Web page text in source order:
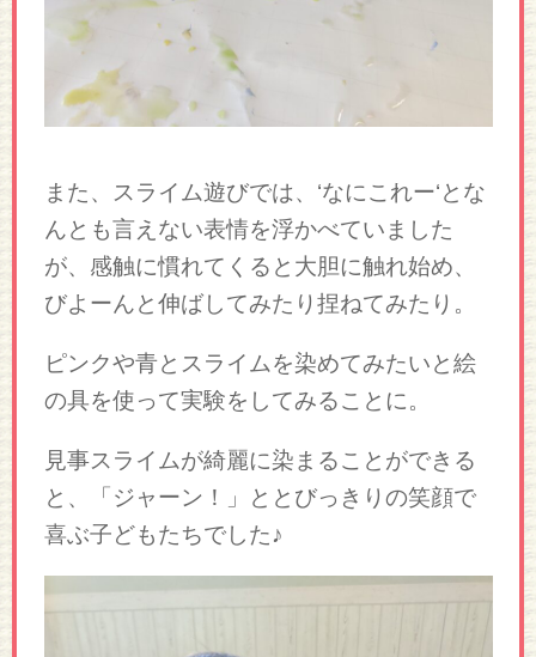
また、スライム遊びでは、‘なにこれー‘とな
んとも言えない表情を浮かべていました
が、感触に慣れてくると大胆に触れ始め、
びよーんと伸ばしてみたり捏ねてみたり。
ピンクや青とスライムを染めてみたいと絵
の具を使って実験をしてみることに。
見事スライムが綺麗に染まることができる
と、「ジャーン！」ととびっきりの笑顔で
喜ぶ子どもたちでした♪